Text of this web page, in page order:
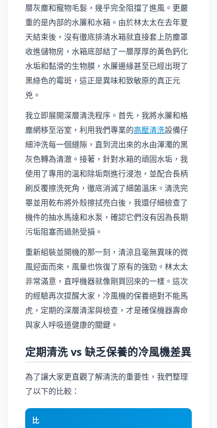
層灰塵和寵物毛髮，幾乎完全阻擋了進風。更嚴
重的是內部的水簾和水箱。由於林太太在去年夏
天結束後，沒有徹底排清水箱就直接套上防塵罩
收進儲物房，水箱底部結了一層厚厚的黃色鈣化
水垢和黏滑的生物膜，水簾邊緣甚至已經出現了
黑綠色的霉斑，這正是異味和致敏原的真正元
兇。
我立即展開深層清洗程序。首先，我將水簾和格
塵網移至浴室，利用我們專業的高壓清洗設備仔
細沖洗每一個縫隙，直到流出來的水由渾濁的黑
灰色轉為清澈。接著，針對水箱的頑固水垢，我
使用了專用的溫和除垢劑進行浸泡，並配合長柄
刷反覆擦洗死角，徹底消滅了細菌溫床。清洗完
畢並用乾布將外殼擦拭亮白後，我還仔細檢查了
機件的抽水馬達和水泵，確認它們沒有因為長期
污垢阻塞而過熱受損。
重新組裝並開機的那一刻，清涼且毫無異味的微
風迎面而來，風量也恢復了原有的強勁。林太太
非常滿意，直呼機器就像剛買回來的一樣。這次
的經驗再次提醒大家，冷風機的保養絕對不能馬
虎，定期的深層清潔與檢查，才是確保機器壽命
與家人呼吸道健康的關鍵。
定期清洗 vs 缺乏保養的冷風機差異
為了讓大家更直觀了解清洗的重要性，我們整理
了以下的比較：
比